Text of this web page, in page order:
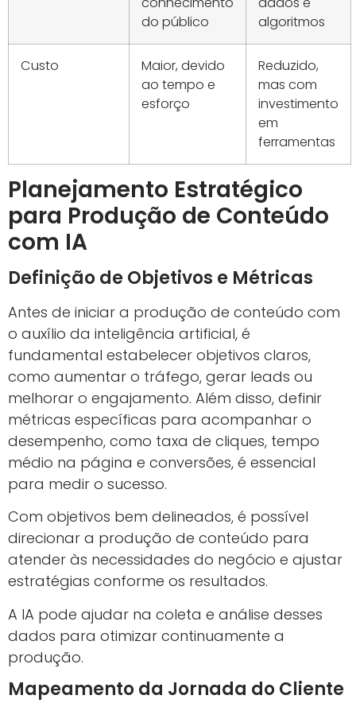
do público
algoritmos
Custo
Maior, devido
ao tempo e
esforço
Reduzido,
mas com
investimento
em
ferramentas
Planejamento Estratégico
para Produção de Conteúdo
com IA
Definição de Objetivos e Métricas
Antes de iniciar a produção de conteúdo com
o auxílio da inteligência artificial, é
fundamental estabelecer objetivos claros,
como aumentar o tráfego, gerar leads ou
melhorar o engajamento. Além disso, definir
métricas específicas para acompanhar o
desempenho, como taxa de cliques, tempo
médio na página e conversões, é essencial
para medir o sucesso.
Com objetivos bem delineados, é possível
direcionar a produção de conteúdo para
atender às necessidades do negócio e ajustar
estratégias conforme os resultados.
A IA pode ajudar na coleta e análise desses
dados para otimizar continuamente a
produção.
Mapeamento da Jornada do Cliente